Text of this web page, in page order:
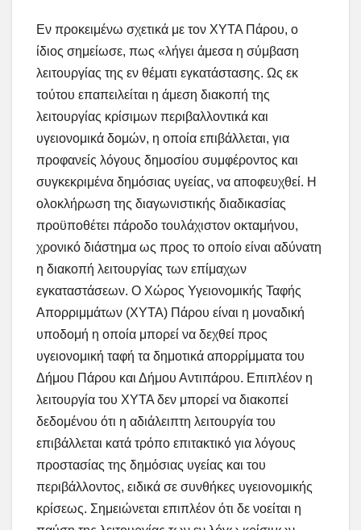
Εν προκειμένω σχετικά με τον ΧΥΤΑ Πάρου, ο
ίδιος σημείωσε, πως «λήγει άμεσα η σύμβαση
λειτουργίας της εν θέματι εγκατάστασης. Ως εκ
τούτου επαπειλείται η άμεση διακοπή της
λειτουργίας κρίσιμων περιβαλλοντικά και
υγειονομικά δομών, η οποία επιβάλλεται, για
προφανείς λόγους δημοσίου συμφέροντος και
συγκεκριμένα δημόσιας υγείας, να αποφευχθεί. Η
ολοκλήρωση της διαγωνιστικής διαδικασίας
προϋποθέτει πάροδο τουλάχιστον οκταμήνου,
χρονικό διάστημα ως προς το οποίο είναι αδύνατη
η διακοπή λειτουργίας των επίμαχων
εγκαταστάσεων. Ο Χώρος Υγειονομικής Ταφής
Απορριμμάτων (ΧΥΤΑ) Πάρου είναι η μοναδική
υποδομή η οποία μπορεί να δεχθεί προς
υγειονομική ταφή τα δημοτικά απορρίμματα του
Δήμου Πάρου και Δήμου Αντιπάρου. Επιπλέον η
λειτουργία του ΧΥΤΑ δεν μπορεί να διακοπεί
δεδομένου ότι η αδιάλειπτη λειτουργία του
επιβάλλεται κατά τρόπο επιτακτικό για λόγους
προστασίας της δημόσιας υγείας και του
περιβάλλοντος, ειδικά σε συνθήκες υγειονομικής
κρίσεως. Σημειώνεται επιπλέον ότι δε νοείται η